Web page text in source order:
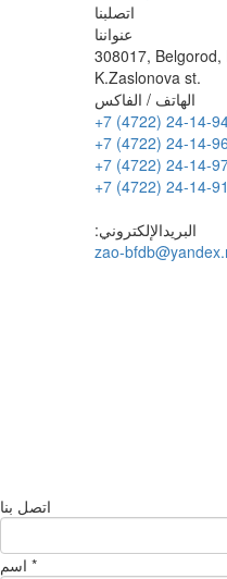
اتصلبنا
عنواننا
308017,
K.Zaslonova st.
الهاتف / الفاكس
+7 (4722) 24-14-
+7 (4722) 24-14-96
+7 (4722) 24-14-
+7 (4722) 24-14-91
:البريدالإلكتروني
zao-
اتصل بنا
*